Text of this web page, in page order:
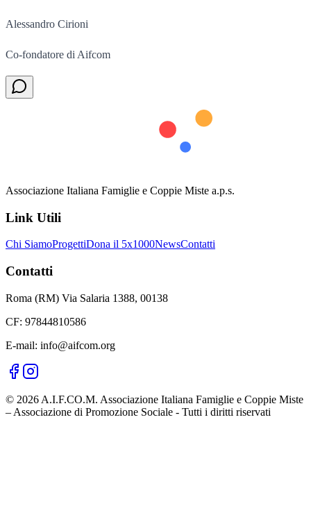
Alessandro Cirioni
Co-fondatore di Aifcom
Associazione Italiana Famiglie e Coppie Miste a.p.s.
Link Utili
Chi SiamoProgettiDona il 5x1000NewsContatti
Contatti
Roma (RM) Via Salaria 1388, 00138
CF: 97844810586
E-mail: info@aifcom.org
© 2026 A.I.F.CO.M. Associazione Italiana Famiglie e Coppie Miste
– Associazione di Promozione Sociale - Tutti i diritti riservati